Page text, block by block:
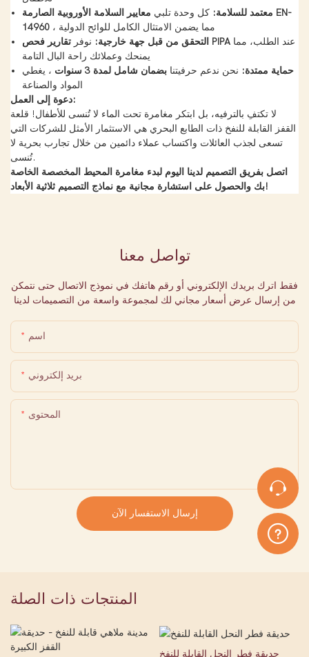
معتمد للسلامة: كل وحدة تلبي معايير السلامة الأوروبية الصارمة EN-
14960
، مما يضمن الامتثال الكامل للوائح الدولية
التحقق من قبل جهة خارجية: نوفر تقارير فحص PIPAعند الطلب، مما
يمنحك وعملائك راحة البال التامة
حماية ممتدة: نحن ندعم حرفيتنابضمان شامل لمدة 3 سنوات
، يغطي
المواد والصناعة
دعوة إلى العمل:
لا تكتفِ بالترفيه، بل ابتكر مغامرة تحت الماء لا تُنسى للأطفال! قلعة
القفز القابلة للنفخ ذات الطابع البحري هي الاستثمار الأمثل للشركات التي
تسعى لجذب العائلات واكتساب عملاء دائمين من خلال تجارب بحرية لا
تُنسى.
اتصل بفريق التصميم لدينا اليوم لبدء مغامرة المحيط المخصصة الخاصة
بك والحصول على استشارة مجانية مع نماذج التصميم ثلاثية الأبعاد!
تواصل معنا
فقط اترك بريدك الإلكتروني أو رقم هاتفك في نموذج الاتصال حتى نتمكن
من إرسال عرض أسعار مجاني لك لمجموعة واسعة من التصميمات لدينا
اسم
بريد إلكتروني
المحتوى
إرسال الاستفسار الآن
المنتجات ذات الصلة
حديقة فطر النحل القابلة للنفخ